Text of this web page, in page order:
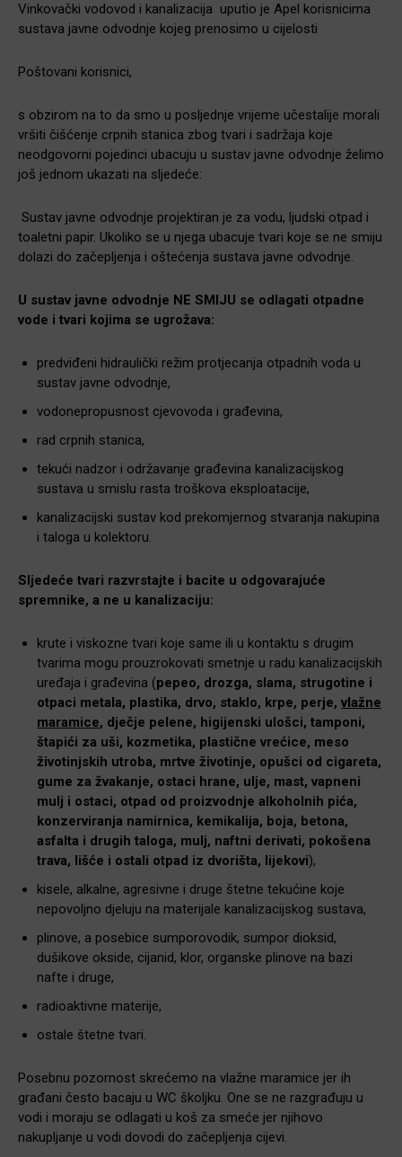
Vinkovački vodovod i kanalizacija uputio je Apel korisnicima
sustava javne odvodnje kojeg prenosimo u cijelosti
Poštovani korisnici,
s obzirom na to da smo u posljednje vrijeme učestalije morali
vršiti čišćenje crpnih stanica zbog tvari i sadržaja koje
neodgovorni pojedinci ubacuju u sustav javne odvodnje želimo
još jednom ukazati na sljedeće:
Sustav javne odvodnje projektiran je za vodu, ljudski otpad i
toaletni papir. Ukoliko se u njega ubacuje tvari koje se ne smiju
dolazi do začepljenja i oštećenja sustava javne odvodnje.
U sustav javne odvodnje NE SMIJU se odlagati otpadne
vode i tvari kojima se ugrožava:
predviđeni hidraulički režim protjecanja otpadnih voda u
sustav javne odvodnje,
vodonepropusnost cjevovoda i građevina,
rad crpnih stanica,
tekući nadzor i održavanje građevina kanalizacijskog
sustava u smislu rasta troškova eksploatacije,
kanalizacijski sustav kod prekomjernog stvaranja nakupina
i taloga u kolektoru.
Sljedeće tvari razvrstajte i bacite u odgovarajuće
spremnike, a ne u kanalizaciju:
krute i viskozne tvari koje same ili u kontaktu s drugim
tvarima mogu prouzrokovati smetnje u radu kanalizacijskih
uređaja i građevina (pepeo, drozga, slama, strugotine i
otpaci metala, plastika, drvo, staklo, krpe, perje, vlažne
maramice, dječje pelene, higijenski ulošci, tamponi,
štapići za uši, kozmetika, plastične vrećice, meso
životinjskih utroba, mrtve životinje, opušci od cigareta,
gume za žvakanje, ostaci hrane, ulje, mast, vapneni
mulj i ostaci, otpad od proizvodnje alkoholnih pića,
konzerviranja namirnica, kemikalija, boja, betona,
asfalta i drugih taloga, mulj, naftni derivati, pokošena
trava, lišće i ostali otpad iz dvorišta, lijekovi),
kisele, alkalne, agresivne i druge štetne tekućine koje
nepovoljno djeluju na materijale kanalizacijskog sustava,
plinove, a posebice sumporovodik, sumpor dioksid,
dušikove okside, cijanid, klor, organske plinove na bazi
nafte i druge,
radioaktivne materije,
ostale štetne tvari.
Posebnu pozornost skrećemo na vlažne maramice jer ih
građani često bacaju u WC školjku. One se ne razgrađuju u
vodi i moraju se odlagati u koš za smeće jer njihovo
nakupljanje u vodi dovodi do začepljenja cijevi.